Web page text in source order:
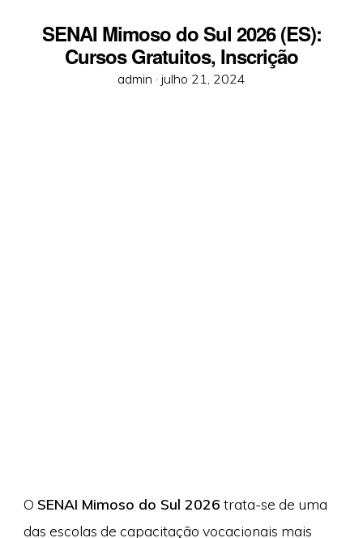
SENAI Mimoso do Sul 2026 (ES):
Cursos Gratuitos, Inscrição
admin · Posted
julho 21, 2024
O SENAI Mimoso do Sul 2026 trata-se de uma
das escolas de capacitação vocacionais mais